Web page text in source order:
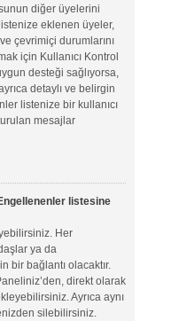
diğer üyelerini
eklenen üyeler,
çevrimiçi durumlarını
için Kullanıcı Kontrol
desteği sağlıyorsa,
detaylı ve belirgin
listenize bir kullanıcı
mesajlar
listesine
Her
ya da
bir bağlantı olacaktır.
direkt olarak
Ayrıca aynı
silebilirsiniz.